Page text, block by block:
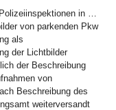
in …
von parkenden Pkw
als
der Lichtbilder
der Beschreibung
von
Beschreibung des
weiterversandt